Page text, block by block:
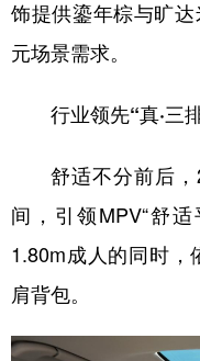
饰提供鎏年棕与旷
元场景需求。
行业领先“真·三
舒适不分前后，
间，引领MPV“舒
1.80m成人的同时，
肩背包。